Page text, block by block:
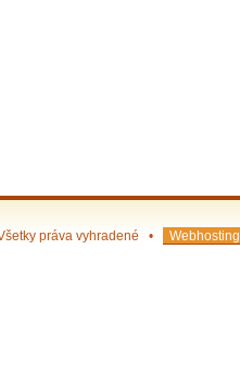
práva vyhradené • Webhosting